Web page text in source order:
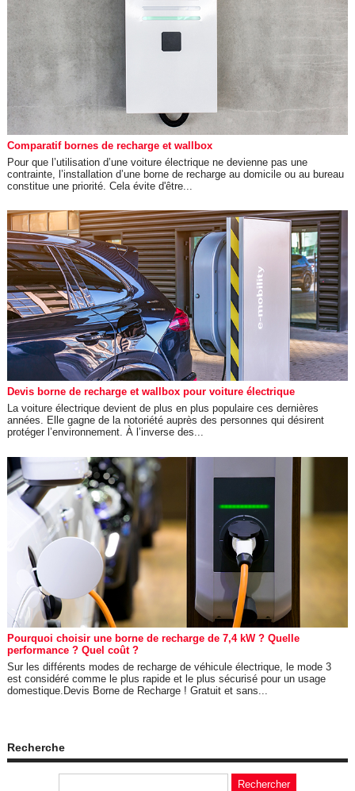
Comparatif bornes de recharge et wallbox
Pour que l’utilisation d’une voiture électrique ne devienne pas une
contrainte, l’installation d’une borne de recharge au domicile ou au bureau
constitue une priorité. Cela évite d'être...
Devis borne de recharge et wallbox pour voiture électrique
La voiture électrique devient de plus en plus populaire ces dernières
années. Elle gagne de la notoriété auprès des personnes qui désirent
protéger l’environnement. À l’inverse des...
Pourquoi choisir une borne de recharge de 7,4 kW ? Quelle
performance ? Quel coût ?
Sur les différents modes de recharge de véhicule électrique, le mode 3
est considéré comme le plus rapide et le plus sécurisé pour un usage
domestique.Devis Borne de Recharge ! Gratuit et sans...
Recherche